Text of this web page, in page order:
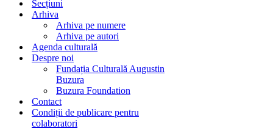
Secțiuni
Arhiva
Arhiva pe numere
Arhiva pe autori
Agenda culturală
Despre noi
Fundația Culturală Augustin
Buzura
Buzura Foundation
Contact
Condiții de publicare pentru
colaboratori